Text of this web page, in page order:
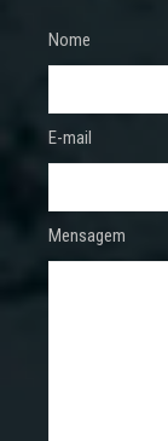
Nome
E-mail
Mensagem